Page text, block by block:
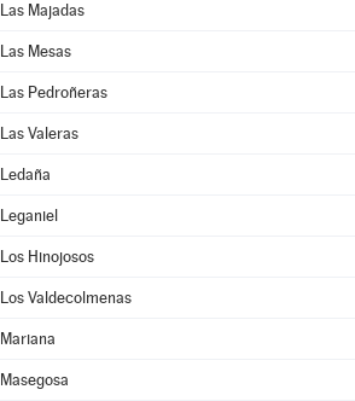
Las Majadas
Las Mesas
Las Pedroñeras
Las Valeras
Ledaña
Leganiel
Los Hinojosos
Los Valdecolmenas
Mariana
Masegosa